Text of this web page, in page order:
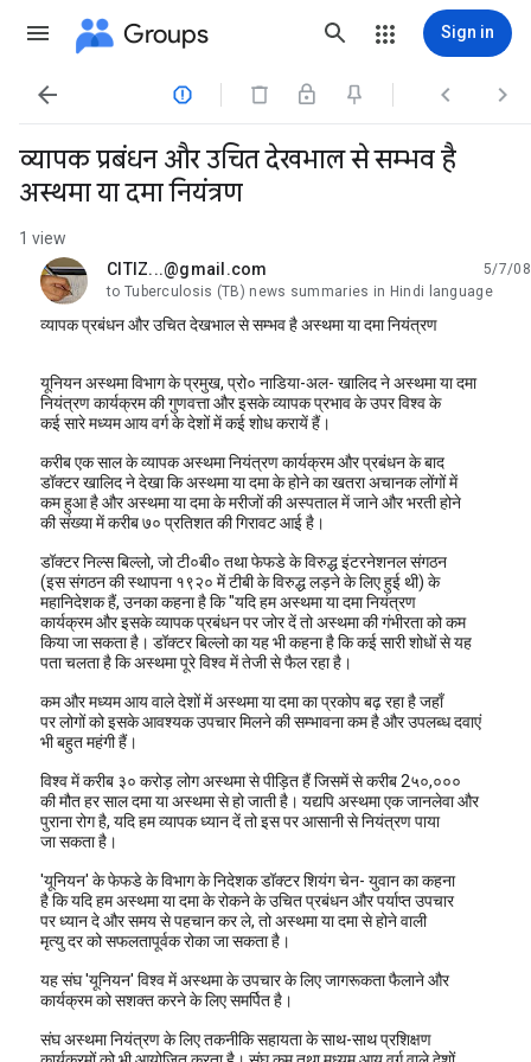
Groups Sign in
   
व्यापक प्रबंधन और उचित देखभाल से सम्भव है
अस्थमा या दमा नियंत्रण
1 view
CITIZ...@gmail.com
unread,
5/7/08
to Tuberculosis (TB) news summaries in Hindi language
व्यापक प्रबंधन और उचित देखभाल से सम्भव है अस्थमा या दमा नियंत्रण
यूनियन अस्थमा विभाग के प्रमुख, प्रो० नाडिया-अल- खालिद ने अस्थमा या दमा
नियंत्रण कार्यक्रम की गुणवत्ता और इसके व्यापक प्रभाव के उपर विश्व के
कई सारे मध्यम आय वर्ग के देशों में कई शोध करायें हैं।
करीब एक साल के व्यापक अस्थमा नियंत्रण कार्यक्रम और प्रबंधन के बाद
डॉक्टर खालिद ने देखा कि अस्थमा या दमा के होने का खतरा अचानक लोंगों में
कम हुआ है और अस्थमा या दमा के मरीजों की अस्पताल में जाने और भरती होने
की संख्या में करीब ७० प्रतिशत की गिरावट आई है।
डॉक्टर निल्स बिल्लो, जो टी०बी० तथा फेफडे के विरुद्ध इंटरनेशनल संगठन
(इस संगठन की स्थापना १९२० में टीबी के विरुद्ध लड़ने के लिए हुई थी) के
महानिदेशक हैं, उनका कहना है कि "यदि हम अस्थमा या दमा नियंत्रण
कार्यक्रम और इसके व्यापक प्रबंधन पर जोर दें तो अस्थमा की गंभीरता को कम
किया जा सकता है। डॉक्टर बिल्लो का यह भी कहना है कि कई सारी शोधों से यह
पता चलता है कि अस्थमा पूरे विश्व में तेजी से फैल रहा है।
कम और मध्यम आय वाले देशों में अस्थमा या दमा का प्रकोप बढ़ रहा है जहाँ
पर लोगों को इसके आवश्यक उपचार मिलने की सम्भावना कम है और उपलब्ध दवाएं
भी बहुत महंगी हैं।
विश्व में करीब ३० करोड़ लोग अस्थमा से पीड़ित हैं जिसमें से करीब 2५०,०००
की मौत हर साल दमा या अस्थमा से हो जाती है। यद्यपि अस्थमा एक जानलेवा और
पुराना रोग है, यदि हम व्यापक ध्यान दें तो इस पर आसानी से नियंत्रण पाया
जा सकता है।
'यूनियन' के फेफडे के विभाग के निदेशक डॉक्टर शियंग चेन- युवान का कहना
है कि यदि हम अस्थमा या दमा के रोकने के उचित प्रबंधन और पर्याप्त उपचार
पर ध्यान दे और समय से पहचान कर ले, तो अस्थमा या दमा से होने वाली
मृत्यु दर को सफलतापूर्वक रोका जा सकता है।
यह संघ 'यूनियन' विश्व में अस्थमा के उपचार के लिए जागरूकता फैलाने और
कार्यक्रम को सशक्त करने के लिए समर्पित है।
संघ अस्थमा नियंत्रण के लिए तकनीकि सहायता के साथ-साथ प्रशिक्षण